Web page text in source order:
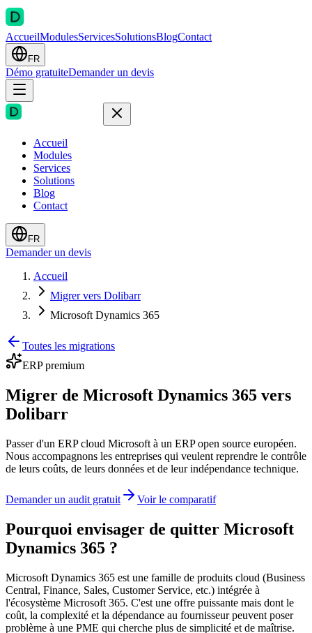
AccueilModulesServicesSolutionsBlogContact
FR
Démo gratuiteDemander un devis
Accueil
Modules
Services
Solutions
Blog
Contact
FR
Demander un devis
Accueil
Migrer vers Dolibarr
Microsoft Dynamics 365
Toutes les migrations
ERP premium
Migrer de Microsoft Dynamics 365 vers
Dolibarr
Passer d'un ERP cloud Microsoft à un ERP open source européen.
Nous accompagnons les entreprises qui veulent reprendre le contrôle
de leurs coûts, de leurs données et de leur indépendance technique.
Demander un audit gratuit Voir le comparatif
Pourquoi envisager de quitter Microsoft
Dynamics 365 ?
Microsoft Dynamics 365 est une famille de produits cloud (Business
Central, Finance, Sales, Customer Service, etc.) intégrée à
l'écosystème Microsoft 365. C'est une offre puissante mais dont le
coût, la complexité et la dépendance au fournisseur peuvent poser
problème à une PME qui cherche plus de simplicité et de maîtrise.